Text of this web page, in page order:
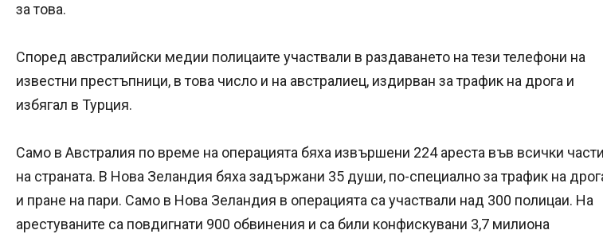
за това.
Според австралийски медии полицаите участвали в раздаването на тези телефони на
известни престъпници, в това число и на австралиец, издирван за трафик на дрога и
избягал в Турция.
Само в Австралия по време на операцията бяха извършени 224 ареста във всички части
на страната. В Нова Зеландия бяха задържани 35 души, по-специално за трафик на
и пране на пари. Само в Нова Зеландия в операцията са участвали над 300 полицаи. На
арестуваните са повдигнати 900 обвинения и са били конфискувани 3,7 милиона